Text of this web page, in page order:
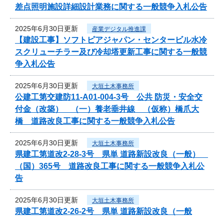
差点照明施設詳細設計業務に関する一般競争入札公告
2025年6月30日更新 産業デジタル推進課
【建設工事】ソフトピアジャパン・センタービル水冷
スクリューチラー及び冷却塔更新工事に関する一般競
争入札公告
2025年6月30日更新 大垣土木事務所
公建工第交建防11-A01-004-3号 公共 防災・安全交
付金（改築） （一）養老垂井線 （仮称）橋爪大
橋 道路改良工事に関する一般競争入札公告
2025年6月30日更新 大垣土木事務所
県建工第道改2-28-3号 県単 道路新設改良（一般）
（国）365号 道路改良工事に関する一般競争入札公
告
2025年6月30日更新 大垣土木事務所
県建工第道改2-26-2号 県単 道路新設改良（一般